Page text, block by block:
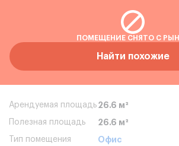
ПОМЕЩЕНИЕ СНЯТО С
Найти похожие
Арендуемая площадь 26.6 м²
Полезная площадь 26.6 м²
Тип помещения Офис